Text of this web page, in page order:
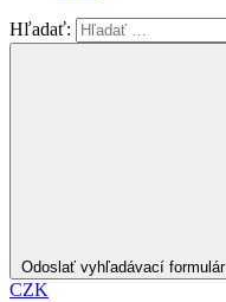
Hľadať:
Odoslať vyhľadávací formulár
CZK